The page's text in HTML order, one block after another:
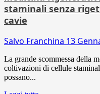
staminali senza
cavie
Salvo Franchina 13
La grande scommessa della
coltivazioni di cellule
possano...